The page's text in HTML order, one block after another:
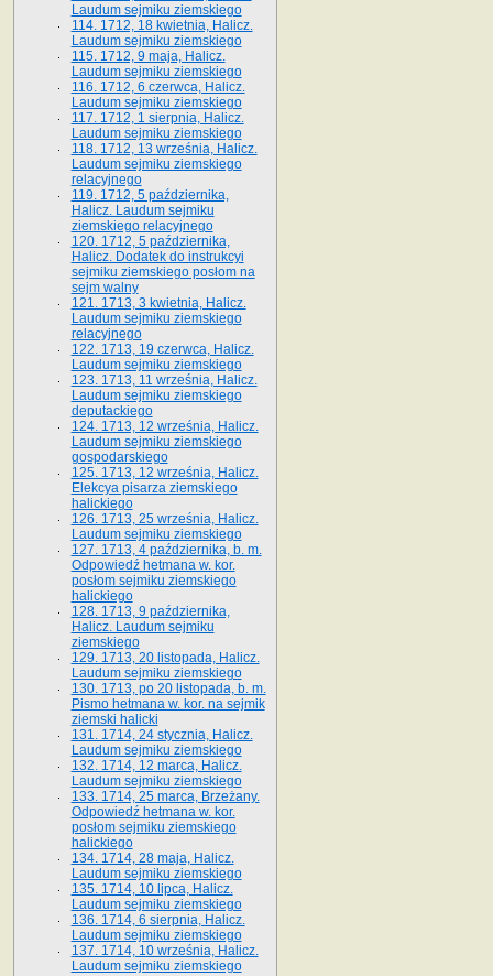
Laudum sejmiku ziemskiego
114. 1712, 18 kwietnia, Halicz.
Laudum sejmiku ziemskiego
115. 1712, 9 maja, Halicz.
Laudum sejmiku ziemskiego
116. 1712, 6 czerwca, Halicz.
Laudum sejmiku ziemskiego
117. 1712, 1 sierpnia, Halicz.
Laudum sejmiku ziemskiego
118. 1712, 13 września, Halicz.
Laudum sejmiku ziemskiego
relacyjnego
119. 1712, 5 października,
Halicz. Laudum sejmiku
ziemskiego relacyjnego
120. 1712, 5 października,
Halicz. Dodatek do instrukcyi
sejmiku ziemskiego posłom na
sejm walny
121. 1713, 3 kwietnia, Halicz.
Laudum sejmiku ziemskiego
relacyjnego
122. 1713, 19 czerwca, Halicz.
Laudum sejmiku ziemskiego
123. 1713, 11 września, Halicz.
Laudum sejmiku ziemskiego
deputackiego
124. 1713, 12 września, Halicz.
Laudum sejmiku ziemskiego
gospodarskiego
125. 1713, 12 września, Halicz.
Elekcya pisarza ziemskiego
halickiego
126. 1713, 25 września, Halicz.
Laudum sejmiku ziemskiego
127. 1713, 4 października, b. m.
Odpowiedź hetmana w. kor.
posłom sejmiku ziemskiego
halickiego
128. 1713, 9 października,
Halicz. Laudum sejmiku
ziemskiego
129. 1713, 20 listopada, Halicz.
Laudum sejmiku ziemskiego
130. 1713, po 20 listopada, b. m.
Pismo hetmana w. kor. na sejmik
ziemski halicki
131. 1714, 24 stycznia, Halicz.
Laudum sejmiku ziemskiego
132. 1714, 12 marca, Halicz.
Laudum sejmiku ziemskiego
133. 1714, 25 marca, Brzeżany.
Odpowiedź hetmana w. kor.
posłom sejmiku ziemskiego
halickiego
134. 1714, 28 maja, Halicz.
Laudum sejmiku ziemskiego
135. 1714, 10 lipca, Halicz.
Laudum sejmiku ziemskiego
136. 1714, 6 sierpnia, Halicz.
Laudum sejmiku ziemskiego
137. 1714, 10 września, Halicz.
Laudum sejmiku ziemskiego